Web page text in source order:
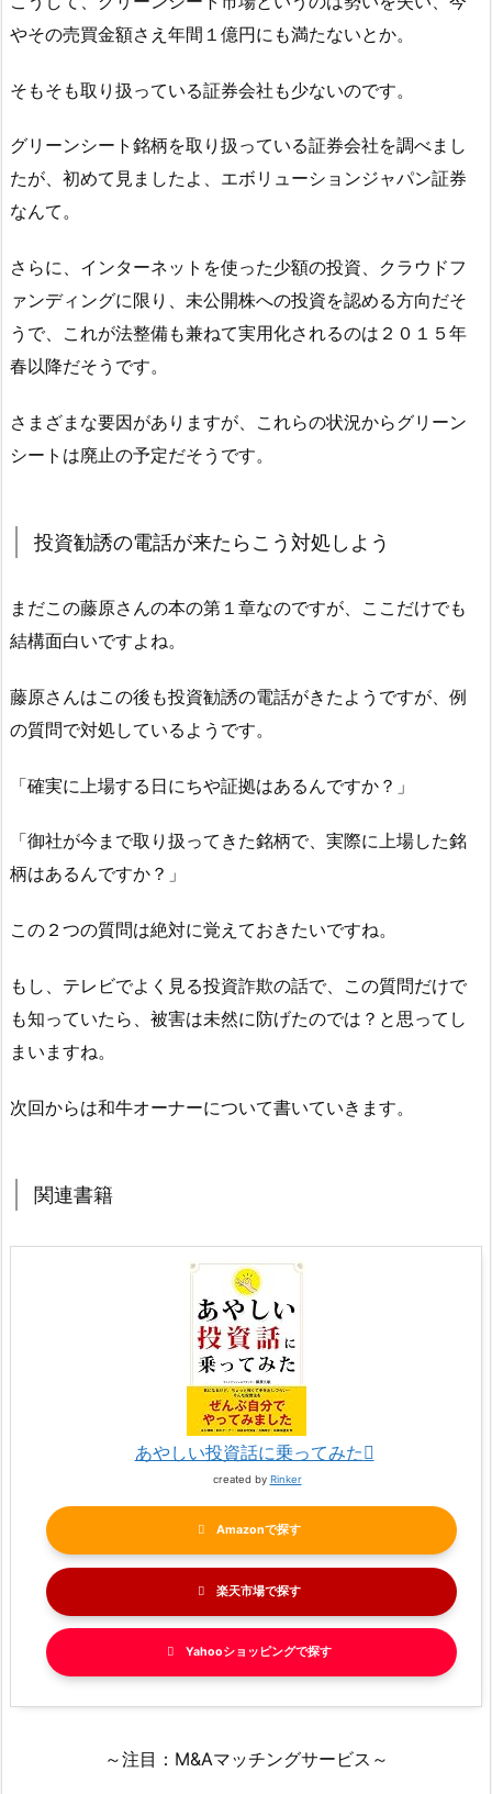
やその売買金額さえ年間１億円にも満たないとか。
そもそも取り扱っている証券会社も少ないのです。
グリーンシート銘柄を取り扱っている証券会社を調べまし
たが、初めて見ましたよ、エボリューションジャパン証券
なんて。
さらに、インターネットを使った少額の投資、クラウドフ
ァンディングに限り、未公開株への投資を認める方向だそ
うで、これが法整備も兼ねて実用化されるのは２０１５年
春以降だそうです。
さまざまな要因がありますが、これらの状況からグリーン
シートは廃止の予定だそうです。
投資勧誘の電話が来たらこう対処しよう
まだこの藤原さんの本の第１章なのですが、ここだけでも
結構面白いですよね。
藤原さんはこの後も投資勧誘の電話がきたようですが、例
の質問で対処しているようです。
「確実に上場する日にちや証拠はあるんですか？」
「御社が今まで取り扱ってきた銘柄で、実際に上場した銘
柄はあるんですか？」
この２つの質問は絶対に覚えておきたいですね。
もし、テレビでよく見る投資詐欺の話で、この質問だけで
も知っていたら、被害は未然に防げたのでは？と思ってし
まいますね。
次回からは和牛オーナーについて書いていきます。
関連書籍
あやしい投資話に乗ってみた
created by Rinker
Amazon
楽天市場
Yahooショッピング
～注目：M&Aマッチングサービス～